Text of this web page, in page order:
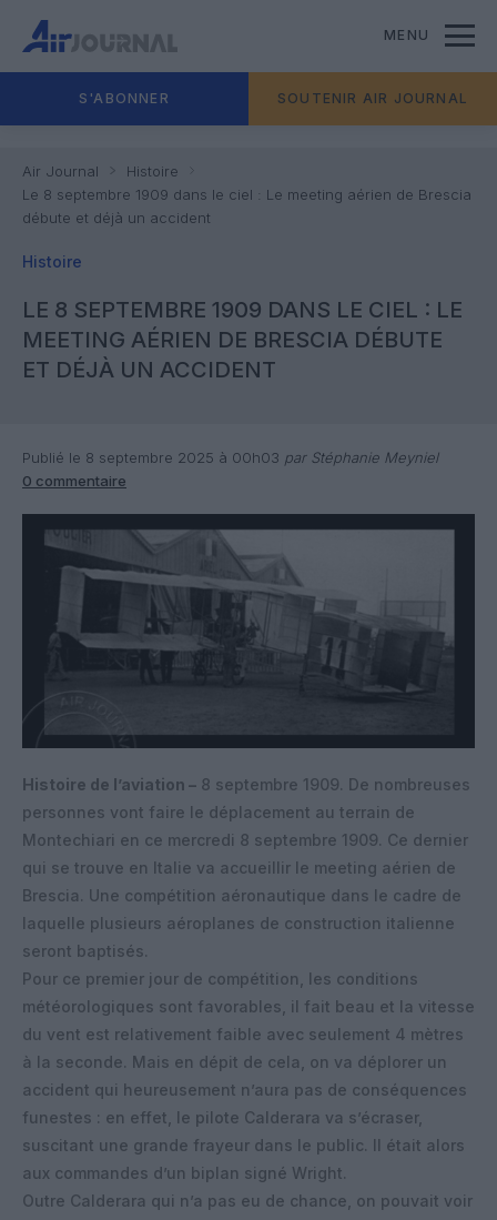
MENU
S'ABONNER SOUTENIR AIR JOURNAL
Air Journal
Histoire
Le 8 septembre 1909 dans le ciel : Le meeting aérien de Brescia
débute et déjà un accident
Histoire
LE 8 SEPTEMBRE 1909 DANS LE CIEL : LE
MEETING AÉRIEN DE BRESCIA DÉBUTE
ET DÉJÀ UN ACCIDENT
Publié le 8 septembre 2025 à 00h03 par Stéphanie Meyniel
0 commentaire
Histoire de l’aviation – 8 septembre 1909. De nombreuses
personnes vont faire le déplacement au terrain de
Montechiari en ce mercredi 8 septembre 1909. Ce dernier
qui se trouve en Italie va accueillir le meeting aérien de
Brescia. Une compétition aéronautique dans le cadre de
laquelle plusieurs aéroplanes de construction italienne
seront baptisés.
Pour ce premier jour de compétition, les conditions
météorologiques sont favorables, il fait beau et la vitesse
du vent est relativement faible avec seulement 4 mètres
à la seconde. Mais en dépit de cela, on va déplorer un
accident qui heureusement n’aura pas de conséquences
funestes : en effet, le pilote Calderara va s’écraser,
suscitant une grande frayeur dans le public. Il était alors
aux commandes d’un biplan signé Wright.
Outre Calderara qui n’a pas eu de chance, on pouvait voir